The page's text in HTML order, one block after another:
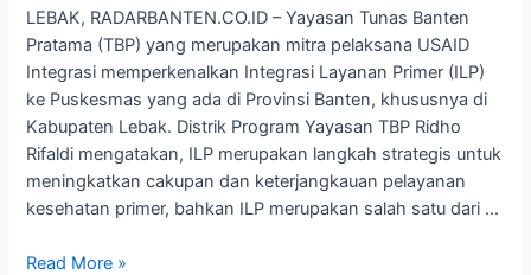
LEBAK, RADARBANTEN.CO.ID – Yayasan Tunas Banten
Pratama (TBP) yang merupakan mitra pelaksana USAID
Integrasi memperkenalkan Integrasi Layanan Primer (ILP)
ke Puskesmas yang ada di Provinsi Banten, khususnya di
Kabupaten Lebak. Distrik Program Yayasan TBP Ridho
Rifaldi mengatakan, ILP merupakan langkah strategis untuk
meningkatkan cakupan dan keterjangkauan pelayanan
kesehatan primer, bahkan ILP merupakan salah satu dari …
Read More »